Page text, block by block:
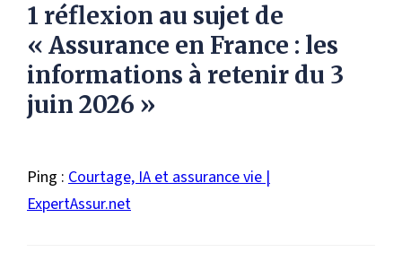
1 réflexion au sujet de
« Assurance en France : les
informations à retenir du 3
juin 2026 »
Ping : Courtage, IA et assurance vie |
ExpertAssur.net